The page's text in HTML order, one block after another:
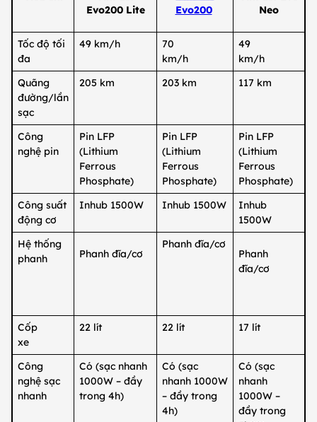
Evo200 Lite
Evo200
Neo
Tốc độ tối
đa
49 km/h
70
km/h
49
km/h
Quãng
đường/lần
sạc
205 km 203 km 117 km
Công
nghệ pin
Pin LFP
(Lithium
Ferrous
Phosphate)
Pin LFP
(Lithium
Ferrous
Phosphate)
Pin LFP
(Lithium
Ferrous
Phosphate)
Công suất
động cơ
Inhub 1500W Inhub 1500W
Inhub
1500W
Hệ thống
phanh
Phanh đĩa/cơ
Phanh đĩa/cơ
Phanh
đĩa/cơ
Cốp
xe
22 lít 22 lít 17 lít
Công
nghệ sạc
nhanh
Có (sạc nhanh
1000W – đầy
trong 4h)
Có (sạc
nhanh 1000W
– đầy trong
4h)
Có (sạc
nhanh
1000W –
đầy trong